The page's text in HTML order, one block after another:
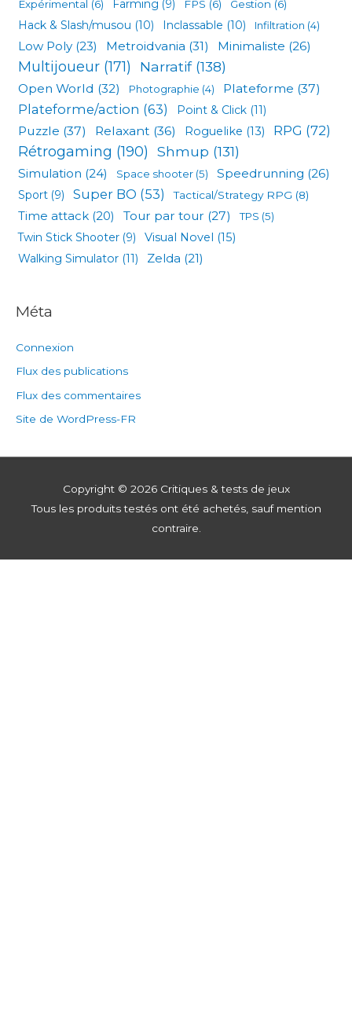
Expérimental (6) Farming (9) FPS (6) Gestion (6)
Hack & Slash/musou (10) Inclassable (10) Infiltration (4)
Low Poly (23) Metroidvania (31) Minimaliste (26)
Multijoueur (171) Narratif(138)
Open World (32) Photographie (4) Plateforme (37)
Plateforme/action (63) Point & Click (11)
Puzzle (37) Relaxant (36) Roguelike (13) RPG (72)
Rétrogaming (190) Shmup (131)
Simulation (24) Space shooter (5) Speedrunning (26)
Sport (9) Super BO (53) Tactical/Strategy RPG (8)
Time attack (20) Tour par tour (27) TPS (5)
Twin Stick Shooter (9) Visual Novel
(15)
Walking Simulator (11) Zelda (21)
Méta
Connexion
Flux des publications
Flux des commentaires
Site de WordPress-FR
Copyright © 2026 Critiques & tests de jeux
Tous les produits testés ont été achetés, sauf mention
contraire.